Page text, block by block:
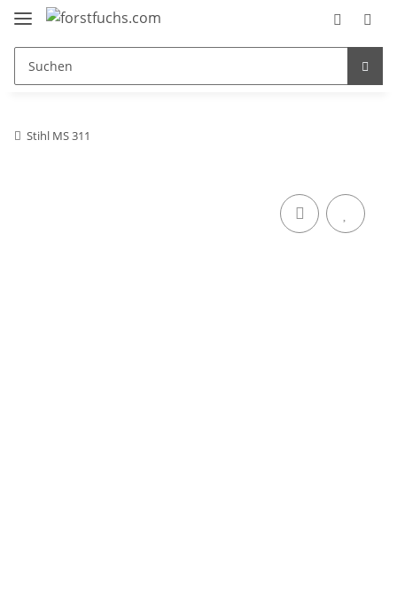
Stihl MS 311